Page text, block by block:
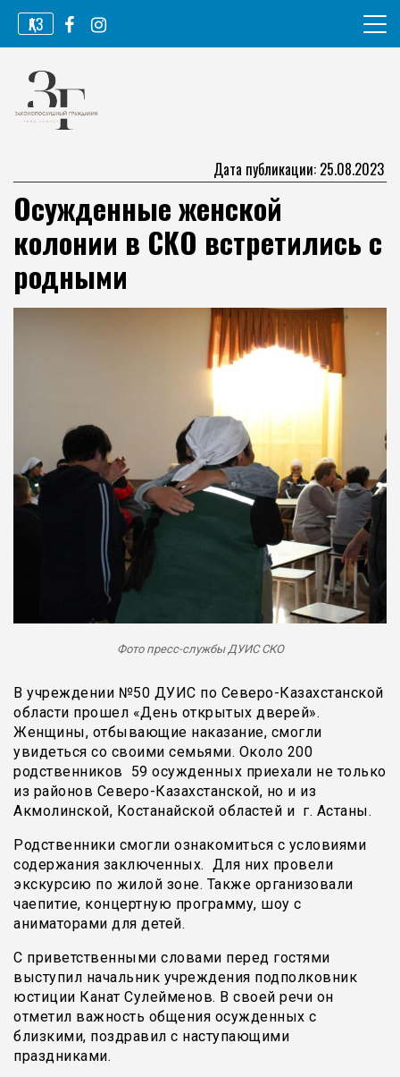
Перейти
содержимому
ҚАЗ
Законопослушный гражданин
Дата публикации: 25.08.2023
Осужденные женской
колонии в СКО встретились с
родными
Фото пресс-службы ДУИС СКО
В учреждении №50 ДУИС по Северо-Казахстанской
области прошел «День открытых дверей».
Женщины, отбывающие наказание, смогли
увидеться со своими семьями. Около 200
родственников 59 осужденных приехали не только
из районов Северо-Казахстанской, но и из
Акмолинской, Костанайской областей и г. Астаны.
Родственники смогли ознакомиться с условиями
содержания заключенных. Для них провели
экскурсию по жилой зоне. Также организовали
чаепитие, концертную программу, шоу с
аниматорами для детей.
С приветственными словами перед гостями
выступил начальник учреждения подполковник
юстиции Канат Сулейменов. В своей речи он
отметил важность общения осужденных с
близкими, поздравил с наступающими
праздниками.